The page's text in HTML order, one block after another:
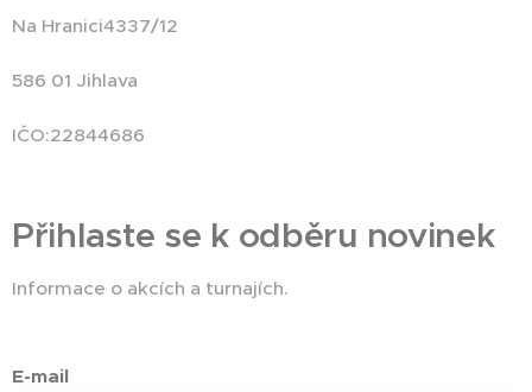
Na Hranici4337/12
586 01 Jihlava
IČO:22844686
Přihlaste se k odběru novinek
Informace o akcích a turnajích.
E-mail